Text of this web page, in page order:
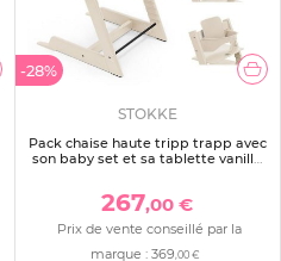
-28%
STOKKE
Pack chaise haute tripp trapp avec
son baby set et sa tablette vanilla
267,00 €
Prix de vente conseillé par la
marque : 369,00 €